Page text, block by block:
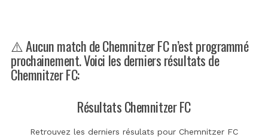
⚠️ Aucun match de Chemnitzer FC n’est programmé
prochainement. Voici les derniers résultats de
Chemnitzer FC:
Résultats Chemnitzer FC
Retrouvez les derniers résulats pour Chemnitzer FC